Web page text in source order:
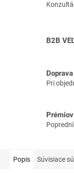
B2B
Pri
Popis Súvisiace